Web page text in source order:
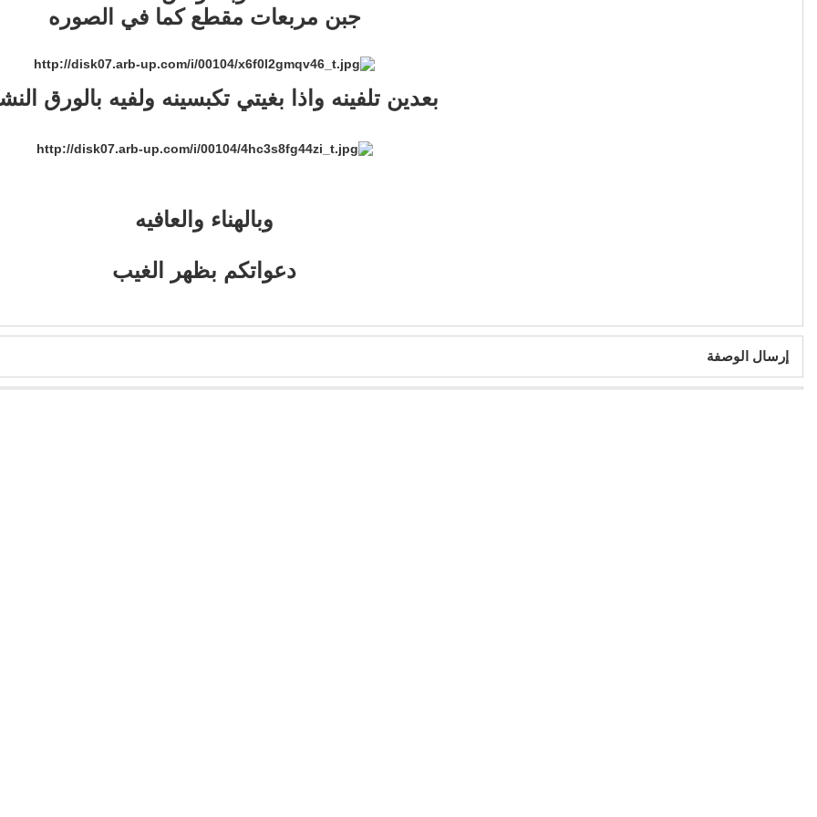
جبن مربعات مقطع كما في الصوره
بعدين تلفينه واذا بغيتي تكبسينه ولفيه بالورق
وبالهناء والعافيه
دعواتكم بظهر الغيب
إرسال الوصفة